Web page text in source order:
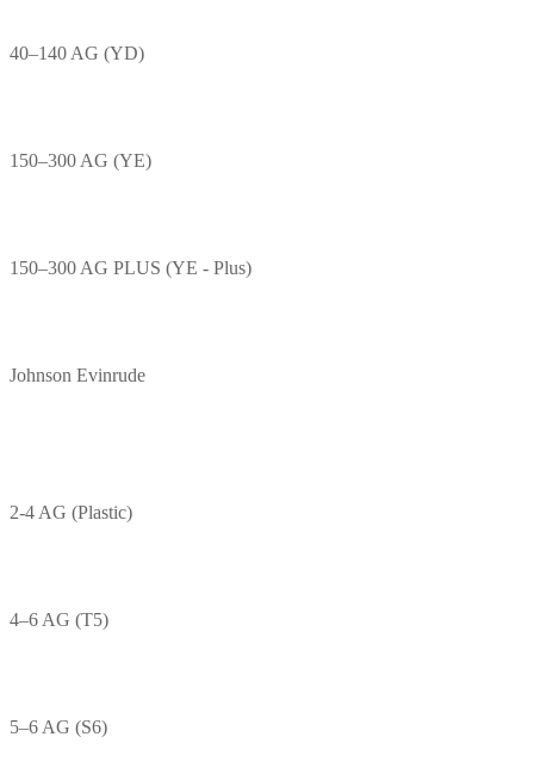
40–140 AG (YD)
150–300 AG (YE)
150–300 AG PLUS (YE - Plus)
Johnson Evinrude
2-4 AG (Plastic)
4–6 AG (T5)
5–6 AG (S6)